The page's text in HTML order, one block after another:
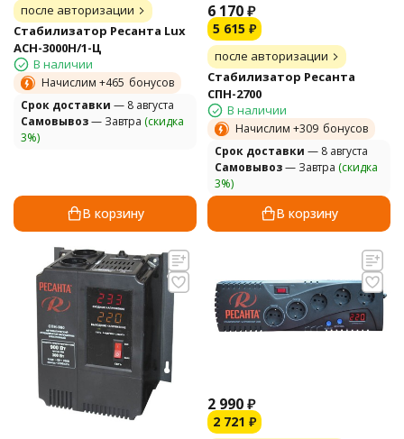
после авторизации
Стабилизатор Ресанта Lux
АСН-3000Н/1-Ц
В наличии
Начислим +465 бонусов
Cрок доставки — 8 августа
Самовывоз— Завтра (скидка
3%)
В корзину
6 170₽
5 615 ₽
после авторизации
Стабилизатор Ресанта
СПН-2700
В наличии
Начислим +309 бонусов
Cрок доставки — 8 августа
Самовывоз— Завтра (скидка
3%)
В корзину
2 990₽
2 721 ₽